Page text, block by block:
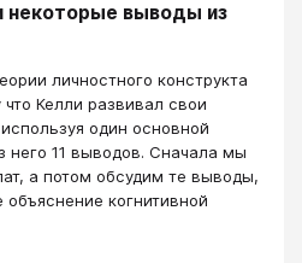
некоторые выводы из
личностного конструкта
Келли развивал свои
один основной
него 11 выводов. Сначала мы
а потом обсудим те выводы,
когнитивной